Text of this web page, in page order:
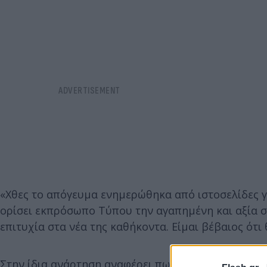
«Χθες το απόγευμα ενημερώθηκα από
ορίσει εκπρόσωπο Τύπου την αγαπημένη και
επιτυχία στα νέα της καθήκοντα. Είμαι βέβαιος ότι
Στην ίδια ανάρτηση αναφέρει πως ήταν τρία